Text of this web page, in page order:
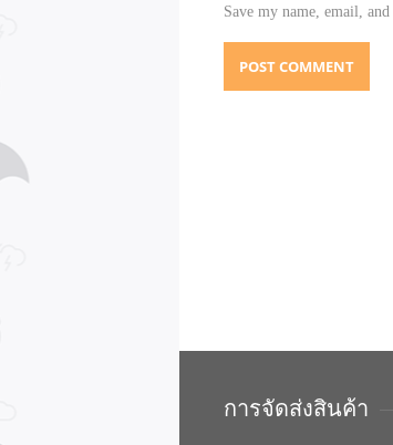
Save my name, email,
การจัดส่งสินค้า